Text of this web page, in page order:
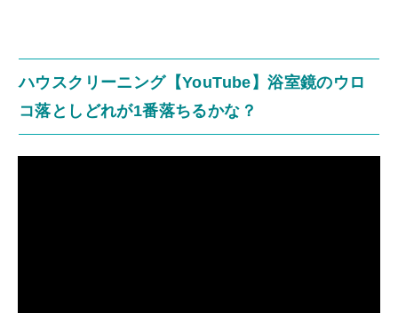
ハウスクリーニング【YouTube】浴室鏡のウロ
コ落としどれが1番落ちるかな？